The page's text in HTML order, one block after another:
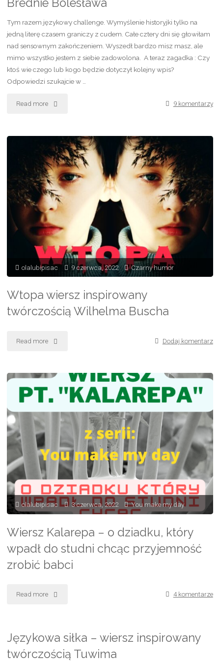
szczecińskich
bez"
Brednie Bolesława
Tym razem językowy challenge. Wymyślenie historyjki tylko na
jedną literę czasem graniczy z cudem. Całe cztery dni się głowiłam
nad sensownym zakończeniem. Wyszedł bardzo misz masz, ale
mimo wszystko jestem z siebie zadowolona. A teraz zagadka : Czy
ktoś wie czego lub kogo będzie dotyczył kolejny wpis?
Odpowiedzi szukajcie w …
Read more "Brednie 9 komentarzy
olalubipisac 9 czerwca, 2022 Czarny humor
Wtopa wiersz inspirowany
twórczością Wilhelma Buscha
Read more "Wtopa
inspirowany
twórczością
Wilhelma
Buscha"
Dodaj komentarz
olalubipisac 3 czerwca, 2022 You make my day
Wiersz Kalarepa – o dziadku, który
wpadł do studni chcąc przyjemność
zrobić babci
Read more "Wiersz
o
4 komentarze
Językowa siłka – wiersz inspirowany
twórczością Tuwima